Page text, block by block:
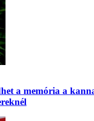
a memória a